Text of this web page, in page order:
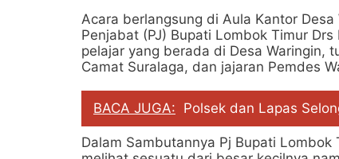
Acara berlangsung di Aula Kantor
Penjabat (PJ) Bupati Lombok Timur
pelajar yang berada di Desa Waringin,
Camat Suralaga, dan jajaran Pemdes
BACA JUGA: Polsek dan Lapas
Dalam Sambutannya Pj Bupati